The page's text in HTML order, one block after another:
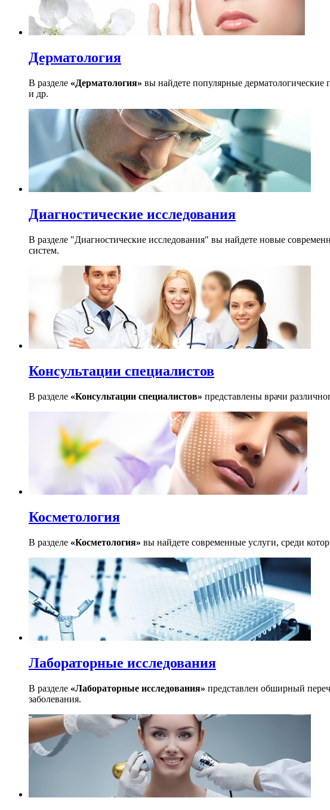
Дерматология
В разделе «Дерматология» вы найдете популярные
и др.
Диагностические исследования
В разделе "Диагностические исследования" вы найдете новые
систем.
Консультации специалистов
В разделе «Консультации специалистов» представлены врачи
Косметология
В разделе «Косметология» вы найдете современные услуги, среди
Лабораторные исследования
В разделе «Лабораторные исследования» представлен обширный
заболевания.